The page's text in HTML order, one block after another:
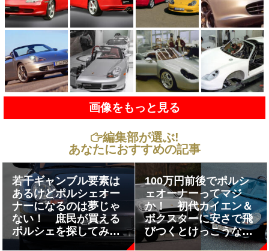
画像をもっと見る
編集部が選ぶ!
あなたにおすすめの記事
若干ギャンブル要素は
あるけどポルシェオー
ナーになるのは夢じゃ
ない！ 庶民が買える
ポルシェを探してみた
らけっこうあった
100万円前後でポルシ
ェオーナーってマジ
か！ 初代カイエン＆
ボクスターに安さで飛
びつくとけっこうな悲
劇が待ち受けている